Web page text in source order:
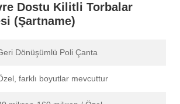
Dostu Kilitli Torbalar
(Şartname)
Dönüşümlü Poli Çanta
farklı boyutlar mevcuttur